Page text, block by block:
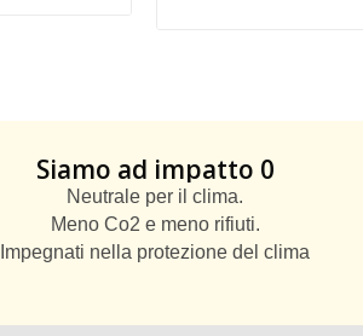
Siamo ad impatto 0
Neutrale per il clima.
Meno Co2 e meno rifiuti.
Impegnati nella protezione del clima